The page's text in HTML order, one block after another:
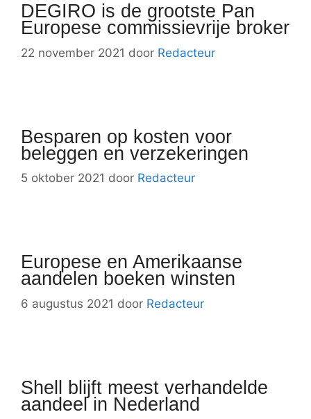
DEGIRO is de grootste Pan
Europese commissievrije broker
22 november 2021 door Redacteur
Besparen op kosten voor
beleggen en verzekeringen
5 oktober 2021 door Redacteur
Europese en Amerikaanse
aandelen boeken winsten
6 augustus 2021 door Redacteur
Shell blijft meest verhandelde
aandeel in Nederland